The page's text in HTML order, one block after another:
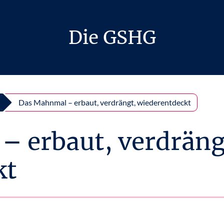
Die GSHG
Das Mahnmal – erbaut, verdrängt, wiederentdeckt
erbaut,